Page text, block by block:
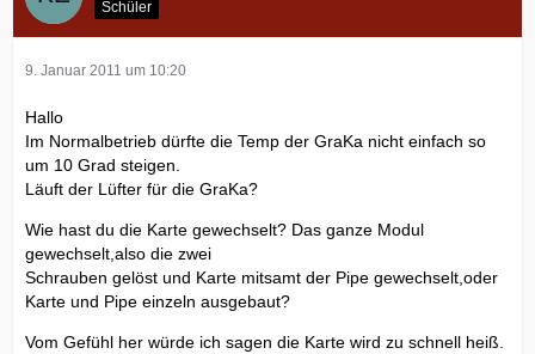
Schüler
9. Januar 2011 um 10:20
Hallo
Im Normalbetrieb dürfte die Temp der GraKa nicht einfach so
um 10 Grad steigen.
Läuft der Lüfter für die GraKa?
Wie hast du die Karte gewechselt? Das ganze Modul
gewechselt,also die zwei
Schrauben gelöst und Karte mitsamt der Pipe gewechselt,oder
Karte und Pipe einzeln ausgebaut?
Vom Gefühl her würde ich sagen die Karte wird zu schnell heiß.